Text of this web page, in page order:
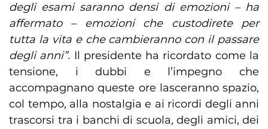
degli esami saranno densi di emozioni – ha
affermato – emozioni che custodirete per
tutta la vita e che cambieranno con il passare
degli anni”. Il presidente ha ricordato come la
tensione, i dubbi e l’impegno che
accompagnano queste ore lasceranno spazio,
col tempo, alla nostalgia e ai ricordi degli anni
trascorsi tra i banchi di scuola, degli amici, dei